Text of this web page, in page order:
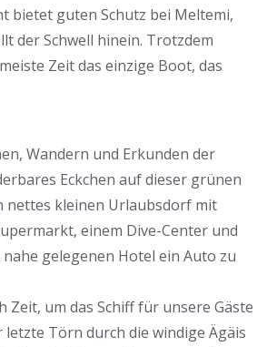
bietet guten Schutz bei Meltemi,
der Schwell hinein. Trotzdem
Zeit das einzige Boot, das
Wandern und Erkunden der
Eckchen auf dieser grünen
nettes kleinen Urlaubsdorf mit
einem Dive-Center und
gelegenen Hotel ein Auto zu
Zeit, um das Schiff für unsere Gäste
Törn durch die windige Ägäis